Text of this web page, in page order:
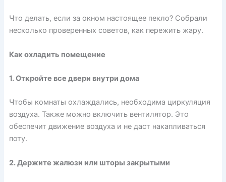
Что делать, если за окном настоящее пекло? Собрали
несколько проверенных советов, как пережить жару.
Как охладить помещение
1. Откройте все двери внутри дома
Чтобы комнаты охлаждались, необходима циркуляция
воздуха. Также можно включить вентилятор. Это
обеспечит движение воздуха и не даст накапливаться
поту.
2. Держите жалюзи или шторы закрытыми